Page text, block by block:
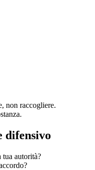
non raccogliere.
difensivo
autorità?